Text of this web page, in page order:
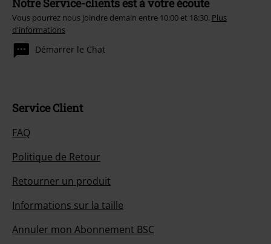
Vous pourrez nous joindre demain entre 10:00 et 18:30. Plus
d'informations
Démarrer le Chat
Service Client
FAQ
Politique de Retour
Retourner un produit
Informations sur la taille
Annuler mon Abonnement BSC